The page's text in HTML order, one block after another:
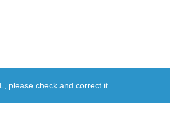
please check and correct it.